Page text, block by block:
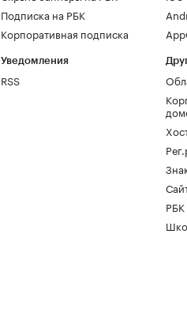
Подписка на РБК
Корпоративная подписка
Уведомления
RSS